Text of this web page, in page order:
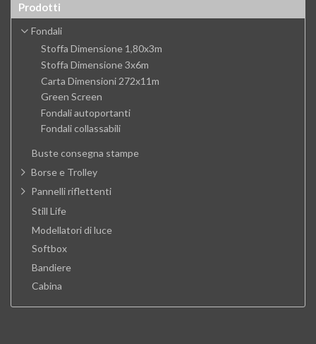
Prodotti
Fondali
Stoffa Dimensione 1,80x3m
Stoffa Dimensione 3x6m
Carta Dimensioni 272x11m
Green Screen
Fondali autoportanti
Fondali collassabili
Buste consegna stampe
Borse e Trolley
Pannelli riflettenti
Still Life
Modellatori di luce
Softbox
Bandiere
Cabina